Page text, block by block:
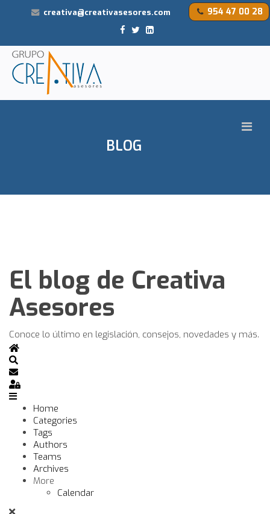
954 47 00 28
creativa@creativasesores.com
BLOG
El blog de Creativa
Asesores
Conoce lo último en legislación, consejos, novedades y más.
Home
Search
Subscribe to blog
Sign In
Home
Categories
Tags
Authors
Teams
Archives
More
Calendar